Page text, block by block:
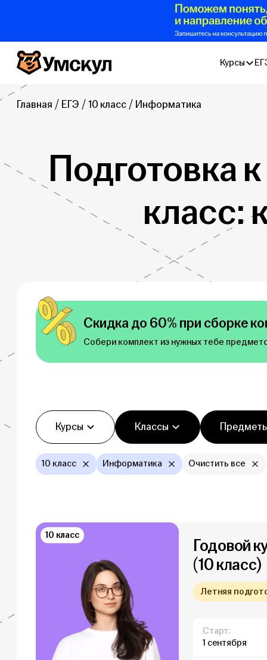
Умскул
Курсы
Главная ЕГЭ 10 класс Информатика
Подготовка
класс:
Скидка до 60% при сборке
Собери комплект из нужных тебе
Фильтры
Курсы Классы
10 класс Информатика Очистить все
10 класс
Годовой
(10 класс)
Летняя
Старт:
1 сентября